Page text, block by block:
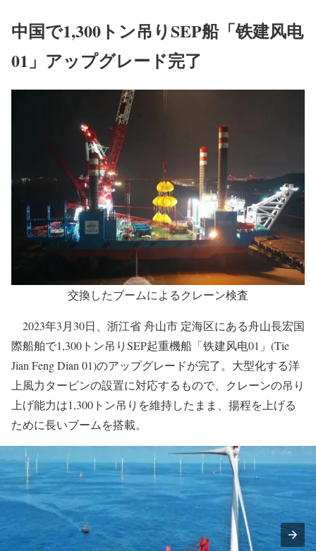
中国で1,300トン吊りSEP船「铁建风电
01」アップグレード完了
交換したブームによるクレーン検査
2023年3月30日、浙江省 舟山市 定海区にある舟山長宏国
際船舶で1,300トン吊りSEP起重機船「铁建风电01」(Tie
Jian Feng Dian 01)のアップグレードが完了。大型化する洋
上風力タービンの設置に対応するもので、クレーンの吊り
上げ能力は1,300トン吊りを維持したまま、揚程を上げる
ために長いブームを搭載。